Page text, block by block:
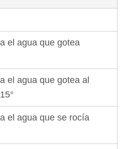
el agua que gotea
el agua que gotea al
el agua que se rocía